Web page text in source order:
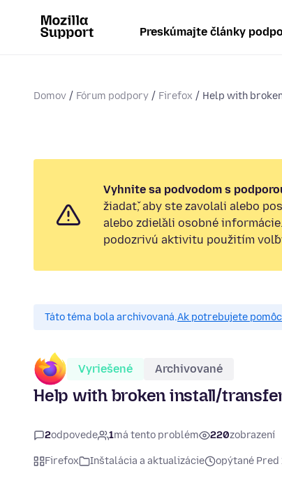
Preskúmajte články
Domov Fórum podpory Firefox Help with
Vyhnite sa podvodom s
žiadať, aby ste zavolali alebo
alebo zdieľali osobné
podozrivú aktivitu použitím
Táto téma bola archivovaná.Ak potrebujete
Vyriešené Archivované
Help with broken install/
2odpovede 1má tento problém 220zobrazení
Firefox Inštalácia a aktualizácie opýtané Pred